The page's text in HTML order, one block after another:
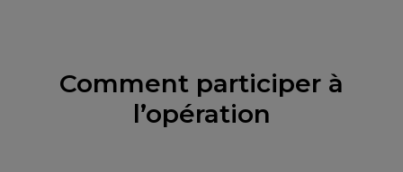
Comment participer à
l’opération